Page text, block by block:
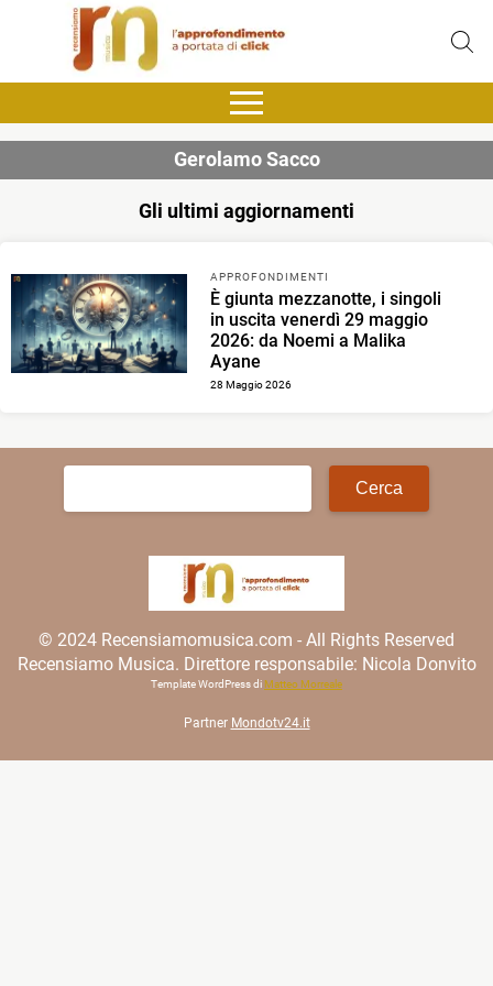
Gerolamo Sacco
Gli ultimi aggiornamenti
APPROFONDIMENTI
È giunta mezzanotte, i singoli
in uscita venerdì 29 maggio
2026: da Noemi a Malika
Ayane
28 Maggio 2026
Ricerca
© 2024 Recensiamomusica.com - All Rights Reserved
Recensiamo Musica. Direttore responsabile: Nicola Donvito
Template WordPress di Matteo Morreale
Partner Mondotv24.it